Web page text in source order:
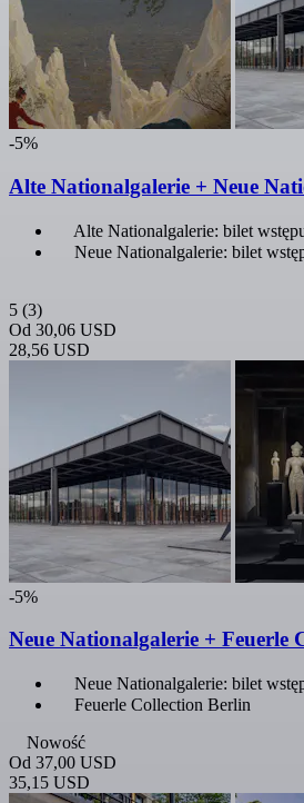
-5%
Alte Nationalgalerie + Neue
Alte Nationalgalerie: bilet
Neue Nationalgalerie: bilet
5 (3)
Od 30,06 USD
28,56 USD
-5%
Neue Nationalgalerie + Feuerle
Neue Nationalgalerie: bilet
Feuerle Collection Berlin
Nowość
Od 37,00 USD
35,15 USD